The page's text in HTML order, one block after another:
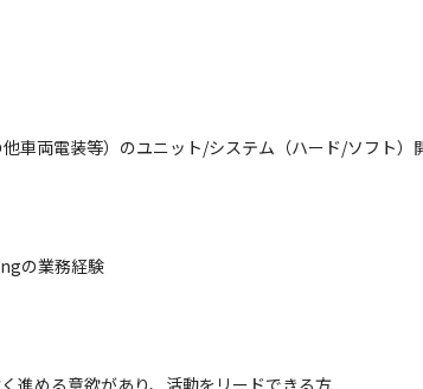
気自動車（EV）『リーフ』をはじめとするさまざま
様の立場でValueの向上を進める業務のため、車全体
複雑になってきているため、部や車/システムとして
、車/部品を見たりする機会が多くあるため、商品で
articles/detail/38942）
車両電装等）のユニット/システム（ハード/ソフト）
の業務経験
進める意欲があり、活動をリードできる方